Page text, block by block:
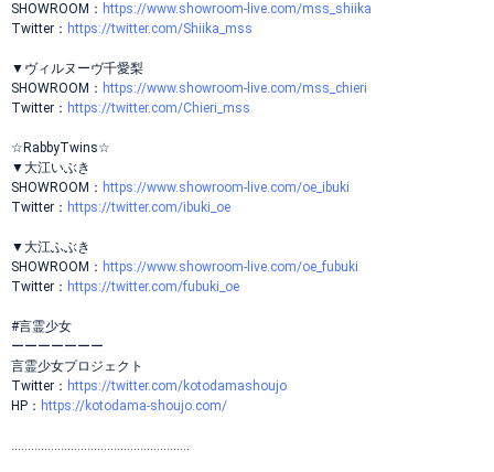
SHOWROOM： https://www.showroom-live.com/mss_shiika
Twitter： https://twitter.com/Shiika_mss
▼ヴィルヌーヴ千愛梨
SHOWROOM： https://www.showroom-live.com/mss_chieri
Twitter： https://twitter.com/Chieri_mss
☆RabbyTwins☆
▼大江いぶき
SHOWROOM： https://www.showroom-live.com/oe_ibuki
Twitter： https://twitter.com/ibuki_oe
▼大江ふぶき
SHOWROOM： https://www.showroom-live.com/oe_fubuki
Twitter： https://twitter.com/fubuki_oe
#言霊少女
ーーーーーーー
言霊少女プロジェクト
Twitter： https://twitter.com/kotodamashoujo
HP： https://kotodama-shoujo.com/
......................................................